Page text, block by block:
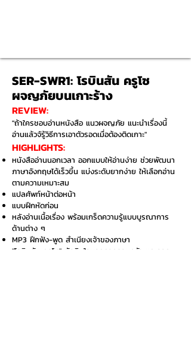
SER-SWR1: โรบินสัน ครูโซ
ผจญภัยบนเกาะร้าง
REVIEW:
"ถ้าใครชอบอ่านหนังสือ แนวผจญภัย แนะนำเรื่องนี้
อ่านแล้วจัรู้วิธีการเอาตัวรอดเมื่อต้องติดเกาะ"
HIGHLIGHTS:​
​หนังสืออ่านนอกเวลา ออกแบบให้อ่านง่าย ช่วยพัฒนา
ภาษาอังกฤษได้เร็วขึ้น แบ่งระดับยากง่าย ให้เลือกอ่าน
ตามความเหมาะสม
แปลศัพท์หน้าต่อหน้า
แบบฝึกหัดก่อน
หลังอ่านเนื้อเรื่อง พร้อมเกร็ดความรู้แบบบูรณาการ
ด้านต่าง ๆ
MP3 ฝึกฟัง-พูด สำเนียงเจ้าของภาษา
"โรบินสัน ครูโซ" ตัดสินใจบอกลาครอบครัว และออก